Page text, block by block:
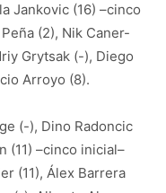
Jankovic (16) –cinco
(2), Nik Caner-
Grytsak (-), Diego
Arroyo (8).
(-), Dino Radoncic
(11) –cinco inicial–
(11), Álex Barrera